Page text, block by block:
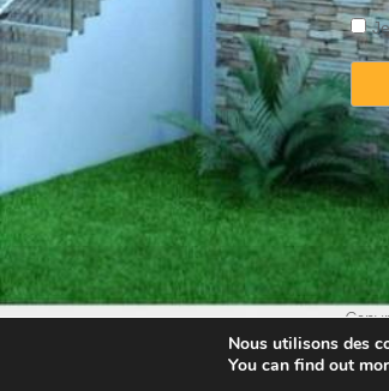
Nous utilisons des
You can find out